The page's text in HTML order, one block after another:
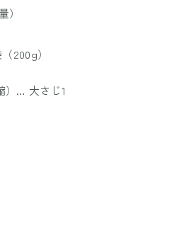
）
200g）
）… 大さじ1